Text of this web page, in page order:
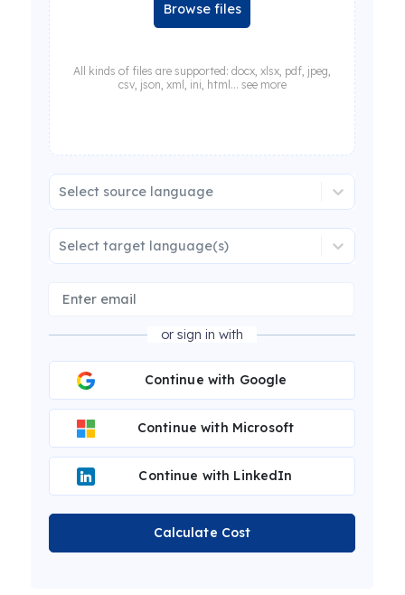
Browse files
All kinds of files are supported: docx, xlsx, pdf, jpeg,
csv, json, xml, ini, html... see more
Select source language
Select target language(s)
or sign in with
Continue with Google
Continue with Microsoft
Continue with LinkedIn
Calculate Cost